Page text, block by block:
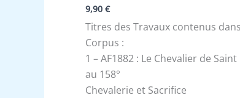
9,90€
Titres des Travaux contenus
Corpus :
1 – AF1882 : Le Chevalier de
au 158°
Chevalerie et Sacrifice